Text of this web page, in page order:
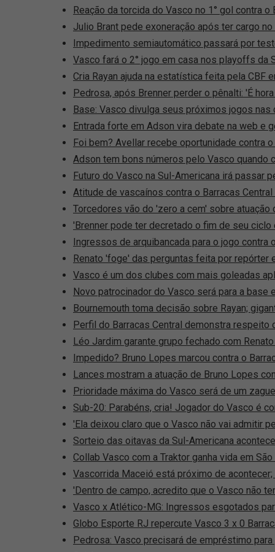
Reação da torcida do Vasco no 1° gol contra
Julio Brant pede exoneração após ter cargo
Impedimento semiautomático passará por
Vasco fará o 2° jogo em casa nos playoffs da
Cria Rayan ajuda na estatística feita pela CBF
Pedrosa, após Brenner perder o pênalti: 'É
Base: Vasco divulga seus próximos jogos nas
Entrada forte em Adson vira debate na web e
Foi bem? Avellar recebe oportunidade contra
Adson tem bons números pelo Vasco quando
Futuro do Vasco na Sul-Americana irá passar
Atitude de vascaínos contra o Barracas
Torcedores vão do 'zero a cem' sobre atuação
'Brenner pode ter decretado o fim de seu ciclo
Ingressos de arquibancada para o jogo
Renato 'foge' das perguntas feita por repórter
Vasco é um dos clubes com mais goleadas
Novo patrocinador do Vasco será para a base
Bournemouth toma decisão sobre Rayan;
Perfil do Barracas Central demonstra respeito
Léo Jardim garante grupo fechado com
Impedido? Bruno Lopes marcou contra o
Lances mostram a atuação de Bruno Lopes
Prioridade máxima do Vasco será de um
Sub-20: Parabéns, cria! Jogador do Vasco é
'Ela deixou claro que o Vasco não vai admitir
Sorteio das oitavas da Sul-Americana
Collab Vasco com a Traktor ganha vida em
Vascorrida Maceió está próximo de
'Dentro de campo, acredito que o Vasco não
Vasco x Atlético-MG: Ingressos esgotados
Globo Esporte RJ repercute Vasco 3 x 0
Pedrosa: Vasco precisará de empréstimo